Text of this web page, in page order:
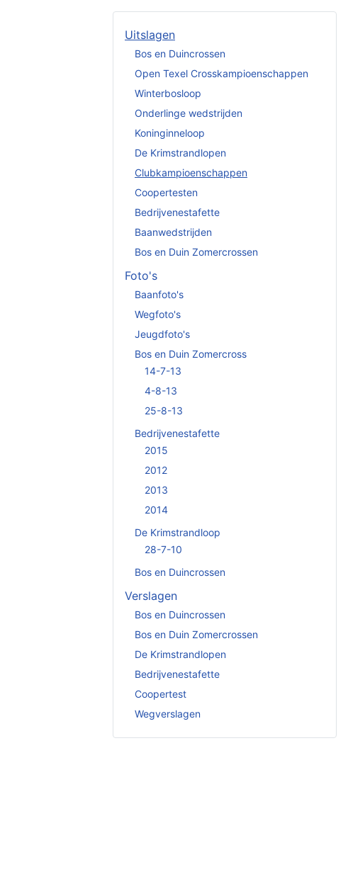
Uitslagen
Bos en Duincrossen
Open Texel Crosskampioenschappen
Winterbosloop
Onderlinge wedstrijden
Koninginneloop
De Krimstrandlopen
Clubkampioenschappen
Coopertesten
Bedrijvenestafette
Baanwedstrijden
Bos en Duin Zomercrossen
Foto's
Baanfoto's
Wegfoto's
Jeugdfoto's
Bos en Duin Zomercross
14-7-13
4-8-13
25-8-13
Bedrijvenestafette
2015
2012
2013
2014
De Krimstrandloop
28-7-10
Bos en Duincrossen
Verslagen
Bos en Duincrossen
Bos en Duin Zomercrossen
De Krimstrandlopen
Bedrijvenestafette
Coopertest
Wegverslagen